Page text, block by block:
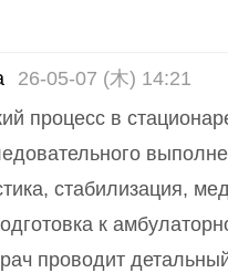
26-05-07 (木) 14:21
процесс в
стабилизация,
к
проводит